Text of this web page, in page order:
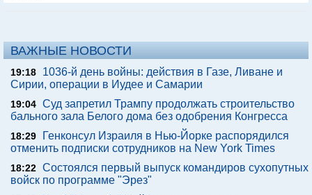
ВАЖНЫЕ НОВОСТИ
19:18
1036-й день войны: действия в Газе, Ливане и
Сирии, операции в Иудее и Самарии
19:04 Суд запретил Трампу продолжать строительство
бального зала Белого дома без одобрения Конгресса
18:29
Генконсул Израиля в Нью-Йорке распорядился
отменить подписки сотрудников на New York Times
18:22 Состоялся первый выпуск командиров сухопутных
войск по программе "Эрез"